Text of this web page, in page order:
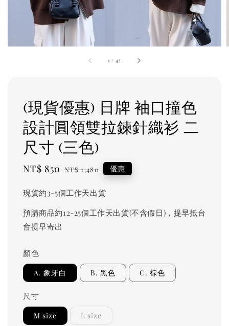
1 / 42
(現貨優惠) 日牌 袖口撞色
設計圓領雙拉鍊針織衫 二
尺寸 (三色)
Sale
NT$ 850 Regular
NT$ 1,480 優惠
現貨約3-5個工作天出貨
預購商品約12-25個工作天出貨(不含假日)，提早抵台
會提早寄出
顏色
A. 象牙白 B. 黑色 C. 棕色
尺寸
M size L size